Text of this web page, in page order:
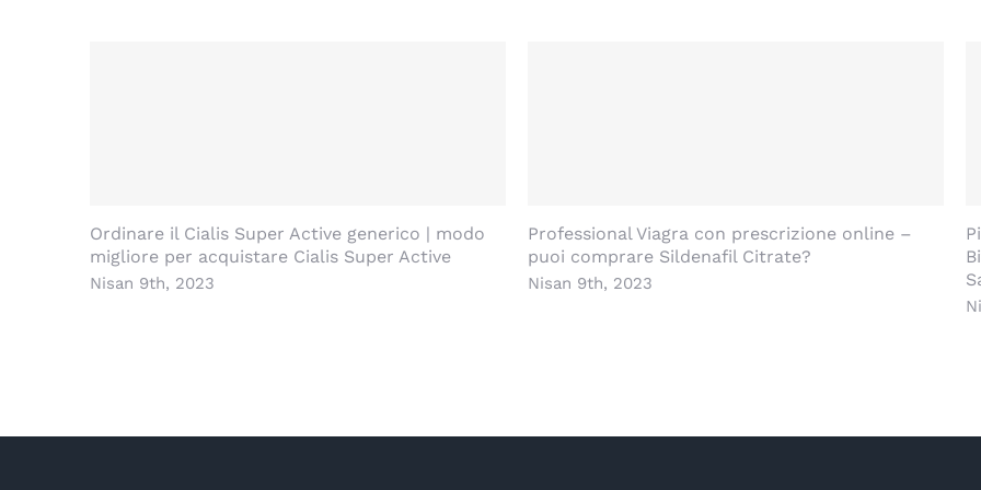
Ordinare il Cialis Super Active generico | modo
migliore per acquistare Cialis Super Active
Nisan 9th, 2023
Professional Viagra con prescrizione online –
puoi comprare Sildenafil Citrate?
Nisan 9th, 2023